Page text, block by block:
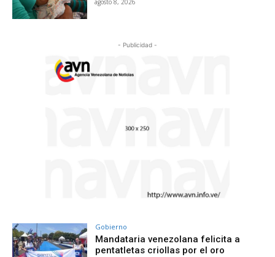
agosto 8, 2026
- Publicidad -
Gobierno
Mandataria venezolana felicita a
pentatletas criollas por el oro